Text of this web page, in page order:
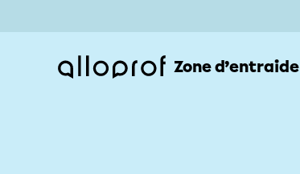
Zone d’entraide